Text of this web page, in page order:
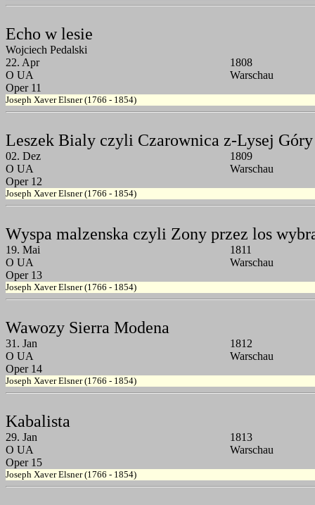
Echo w lesie
Wojciech Pedalski
22. Apr
1808
O UA
Warschau
Oper 11
Joseph Xaver Elsner (1766 - 1854)
Leszek Bialy czyli Czarownica z-Lysej Góry
02. Dez
1809
O UA
Warschau
Oper 12
Joseph Xaver Elsner (1766 - 1854)
Wyspa malzenska czyli Zony przez los
19. Mai
1811
O UA
Warschau
Oper 13
Joseph Xaver Elsner (1766 - 1854)
Wawozy Sierra Modena
31. Jan
1812
O UA
Warschau
Oper 14
Joseph Xaver Elsner (1766 - 1854)
Kabalista
29. Jan
1813
O UA
Warschau
Oper 15
Joseph Xaver Elsner (1766 - 1854)